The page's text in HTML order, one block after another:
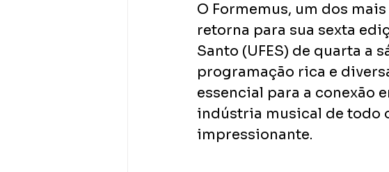
O Formemus, um dos
retorna para sua sexta
Santo (UFES) de quarta a
programação rica e
essencial para a conexão
indústria musical de todo
impressionante.